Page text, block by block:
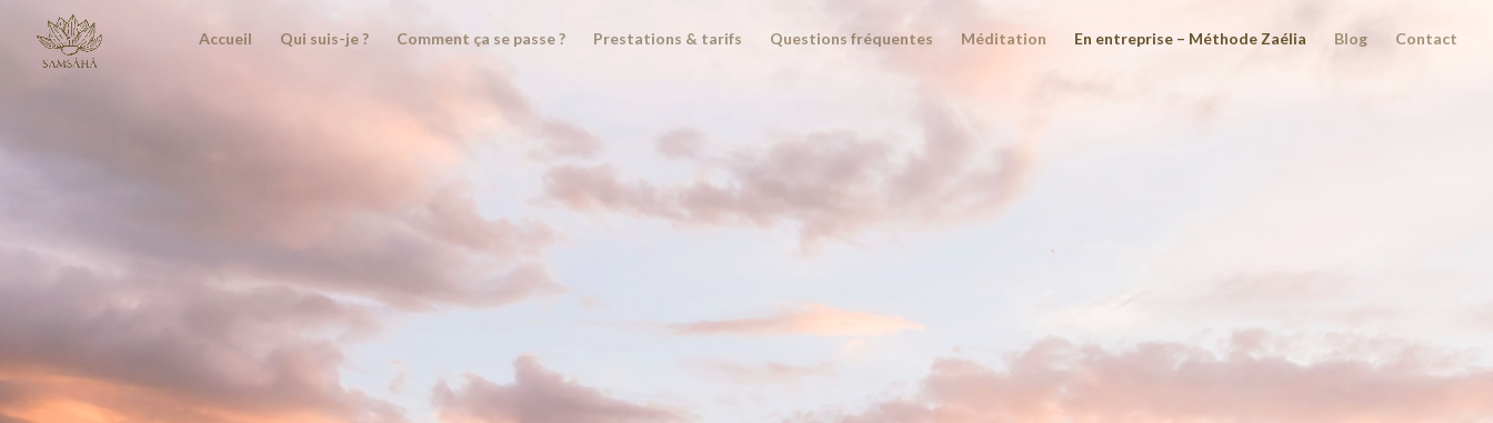
Accueil Qui suis-je ? Comment ça se passe ? Prestations & tarifs Questions fréquentes Méditation En entreprise – Méthode Zaélia Blog Contact